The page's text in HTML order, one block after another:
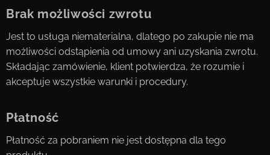
Brak możliwości zwrotu
Jest to usługa niematerialna, dlatego po zakupie nie ma
możliwości odstąpienia od umowy ani uzyskania zwrotu.
Składając zamówienie, klient potwierdza, że rozumie i
akceptuje wszystkie warunki i procedury.
Płatność
Płatność za pobraniem nie jest dostępna dla tego